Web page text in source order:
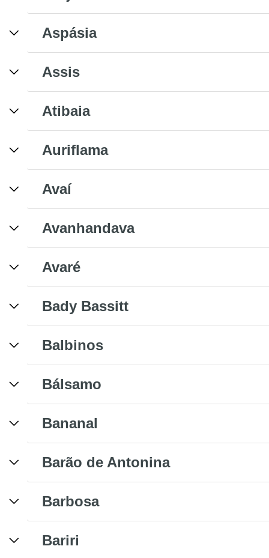
Aspásia
Assis
Atibaia
Auriflama
Avaí
Avanhandava
Avaré
Bady Bassitt
Balbinos
Bálsamo
Bananal
Barão de Antonina
Barbosa
Bariri